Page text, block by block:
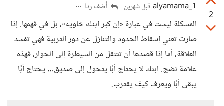
2
alyamama_1 قبل شهرين أضف ردا
المشكلة ليست في عبارة «إن كبر ابنك خاويه»، بل في فهمها. إذا
صارت تعني إسقاط الحدود والتنازل عن دور التربية فهي تفسد
العلاقة، أما إذا قصدها أن تنتقل من السيطرة إلى الحوار، فهذه
علامة نضج. ابنك لا يحتاج أبًا يتحول إلى صديق… يحتاج أبًا
يبقى أبًا ويعرف كيف يقترب.